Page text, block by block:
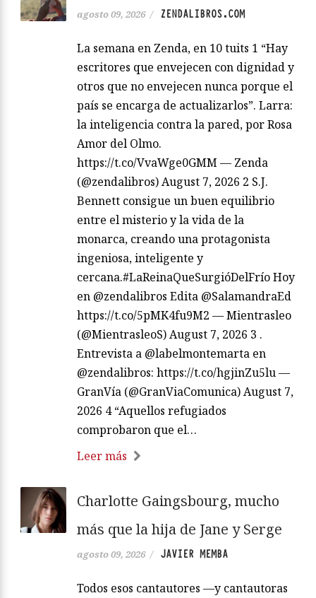
agosto 09, 2026 / ZENDALIBROS.COM
La semana en Zenda, en 10 tuits 1 “Hay
escritores que envejecen con dignidad y
otros que no envejecen nunca porque el
país se encarga de actualizarlos”. Larra:
la inteligencia contra la pared, por Rosa
Amor del Olmo.
https://t.co/VvaWge0GMM — Zenda
(@zendalibros) August 7, 2026 2 S.J.
Bennett consigue un buen equilibrio
entre el misterio y la vida de la
monarca, creando una protagonista
ingeniosa, inteligente y
cercana.#LaReinaQueSurgióDelFrío Hoy
en @zendalibros Edita @SalamandraEd
https://t.co/5pMK4fu9M2 — Mientrasleo
(@MientrasleoS) August 7, 2026 3 .
Entrevista a @labelmontemarta en
@zendalibros: https://t.co/hgjinZu5lu —
GranVía (@GranViaComunica) August 7,
2026 4 “Aquellos refugiados
comprobaron que el…
Leer más
Charlotte Gaingsbourg, mucho
más que la hija de Jane y Serge
agosto 09, 2026 / JAVIER MEMBA
Todos esos cantautores —y cantautoras